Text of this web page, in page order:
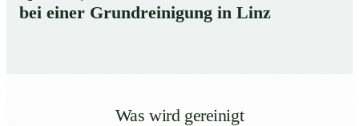
bei einer Grundreinigung in Linz
Was wird gereinigt